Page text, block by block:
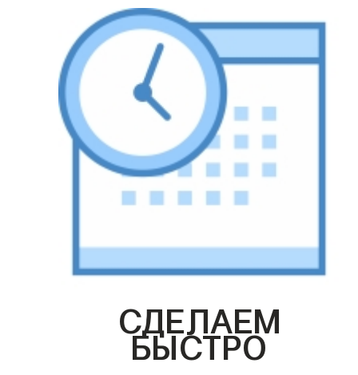
СДЕЛАЕМ
БЫСТРО